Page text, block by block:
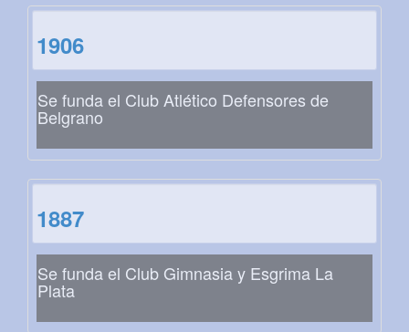
1906
Se funda el Club Atlético Defensores de
Belgrano
1887
Se funda el Club Gimnasia y Esgrima La
Plata